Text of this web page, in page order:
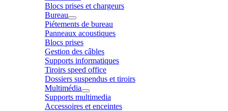
Blocs prises et chargeurs
Bureau
Piétements de bureau
Panneaux acoustiques
Blocs prises
Gestion des câbles
Supports informatiques
Tiroirs speed office
Dossiers suspendus et tiroirs
Multimédia
Supports multimedia
Accessoires et enceintes